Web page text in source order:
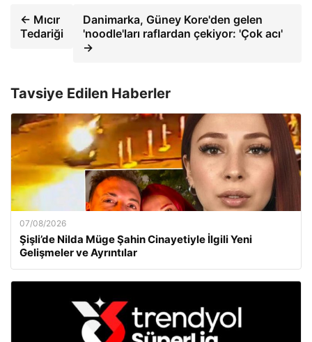
← Mıcır
Tedariği
Danimarka, Güney Kore'den gelen
'noodle'ları raflardan çekiyor: 'Çok acı'
→
Tavsiye Edilen Haberler
07/08/2026
Şişli’de Nilda Müge Şahin Cinayetiyle İlgili Yeni
Gelişmeler ve Ayrıntılar